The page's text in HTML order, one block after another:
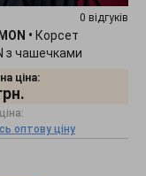
0 відгуків
• Корсет
з чашечками
кольору 528.4
ціна:
оптову ціну